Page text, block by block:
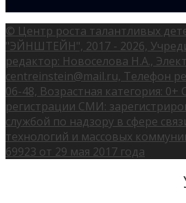
© Центр роста талантливых
"ЭЙНШТЕЙН", 2017 - 2026,
редактор: Новоселова Н.А.,
centreinstein@mail.ru, Телефон
06-48, Возрастная категория: 0+
регистрации СМИ:
службой по надзору в сфере
технологий и массовых
69923 от 29 мая 2017 года